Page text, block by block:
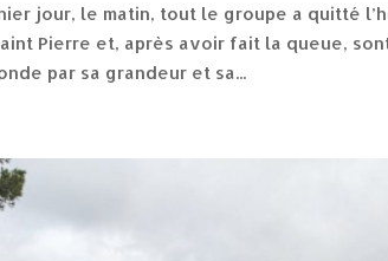
jour, le matin, tout le groupe a quitté
Pierre et, après avoir fait la queue,
par sa grandeur et sa...